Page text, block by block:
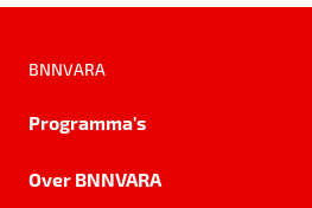
BNNVARA
Programma's
Over BNNVARA